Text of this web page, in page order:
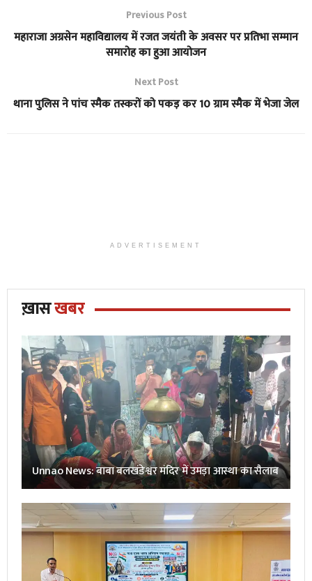
Previous Post
महाराजा अग्रसेन महाविद्यालय में रजत जयंती के अवसर पर प्रतिभा सम्मान
समारोह का हुआ आयोजन
Next Post
थाना पुलिस ने पांच स्मैक तस्करों को पकड़ कर 10 ग्राम स्मैक में भेजा जेल
ADVERTISEMENT
ख़ासखबर
Unnao News: बाबा बलखंडेश्वर मंदिर में उमड़ा आस्था का सैलाब